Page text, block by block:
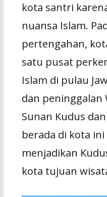
kota santri
nuansa Islam.
pertengahan,
satu pusat
Islam di pulau
dan peninggalan
Sunan Kudus
berada di kota
menjadikan
kota tujuan